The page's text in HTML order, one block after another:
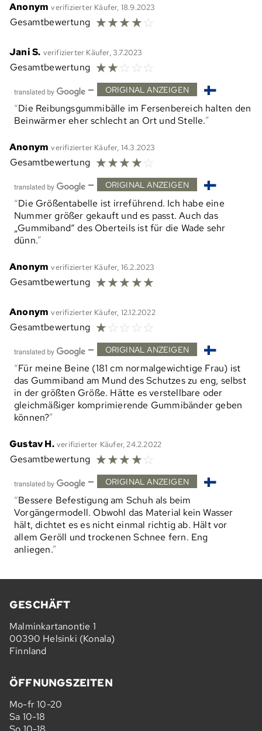
Anonym verifizierter Käufer, 18.9.2023
Gesamtbewertung ☆☆☆☆☆
Jani S. verifizierter Käufer, 3.7.2023
Gesamtbewertung ☆☆☆ ☆ ☆
— ORIGINAL ANZEIGEN
Die Reibungsgummibälle im Fersenbereich halten den
Beinwärmer eher schlecht an Ort und Stelle.
Anonym verifizierter Käufer, 14.3.2023
Gesamtbewertung ☆☆☆☆☆
— ORIGINAL ANZEIGEN
Die Größentabelle ist irreführend. Ich habe eine
Nummer größer gekauft und es passt. Auch das
„Gummiband“ des Oberteils ist für die Wade sehr
dünn.
Anonym verifizierter Käufer, 16.2.2023
Gesamtbewertung ☆☆☆☆☆
Anonym verifizierter Käufer, 12.12.2022
Gesamtbewertung ☆☆ ☆ ☆ ☆
— ORIGINAL ANZEIGEN
Für meine Beine (181 cm normalgewichtige Frau) ist
das Gummiband am Mund des Schutzes zu eng, selbst
in der größten Größe. Hätte es verstellbare oder
gleichmäßiger komprimierende Gummibänder geben
können?
Gustav H. verifizierter Käufer, 24.2.2022
Gesamtbewertung ☆☆☆☆☆
— ORIGINAL ANZEIGEN
Bessere Befestigung am Schuh als beim
Vorgängermodell. Obwohl das Material kein Wasser
hält, dichtet es es nicht einmal richtig ab. Hält vor
allem Geröll und trockenen Schnee fern. Eng
anliegen.
GESCHÄFT
Malminkartanontie 1
00390 Helsinki (Konala)
Finnland
ÖFFNUNGSZEITEN
Mo-fr 10-20
Sa 10-18